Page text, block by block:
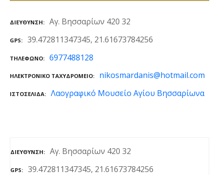
ΔΙΕΎΘΥΝΣΗ Αγ. Βησσαρίων 420 32
GPS 39.472811347345, 21.61673784256
ΤΗΛΈΦΩΝΟ 6977488128
ΗΛΕΚΤΡΟΝΙΚΌ ΤΑΧΥΔΡΟΜΕΊΟ nikosmardanis@hotmail.com
ΙΣΤΟΣΕΛΊΔΑ Λαογραφικό Μουσείο Αγίου Βησσαρίωνα
ΔΙΕΎΘΥΝΣΗ Αγ. Βησσαρίων 420 32
GPS 39.472811347345, 21.61673784256